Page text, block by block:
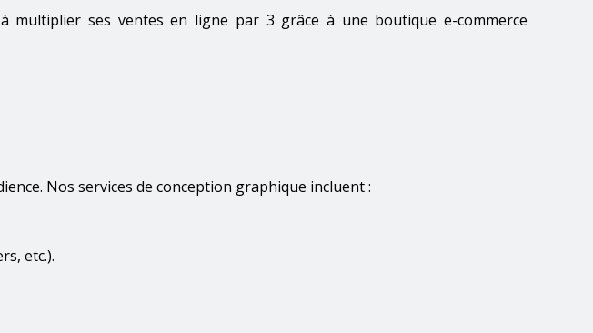
multiplier ses ventes en ligne par 3 grâce à une boutique e-commerce
Nos services de conception graphique incluent :
etc.).